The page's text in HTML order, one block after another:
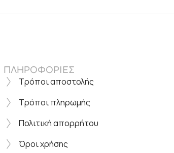
ΠΛΗΡΟΦΟΡΙΕΣ
Τρόποι αποστολής
Τρόποι πληρωμής
Πολιτική απορρήτου
Όροι χρήσης